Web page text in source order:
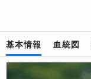
基本情報 血統図